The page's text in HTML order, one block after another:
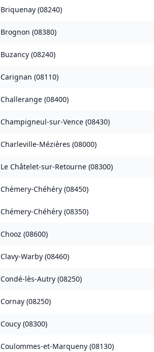
Briquenay (08240)
Brognon (08380)
Buzancy (08240)
Carignan (08110)
Challerange (08400)
Champigneul-sur-Vence (08430)
Charleville-Mézières (08000)
Le Châtelet-sur-Retourne (08300)
Chémery-Chéhéry (08450)
Chémery-Chéhéry (08350)
Chooz (08600)
Clavy-Warby (08460)
Condé-lès-Autry (08250)
Cornay (08250)
Coucy (08300)
Coulommes-et-Marqueny (08130)